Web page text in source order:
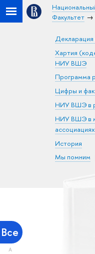
Факультет
Декларация
Хартия
НИУ ВШЭ
Программа
Цифры и
НИУ ВШЭ в
НИУ ВШЭ в
ассоциациях
История
Мы помним
Все
А